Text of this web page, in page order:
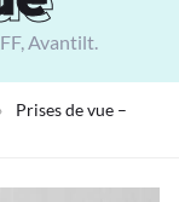
Avantilt.
Prises de vue –